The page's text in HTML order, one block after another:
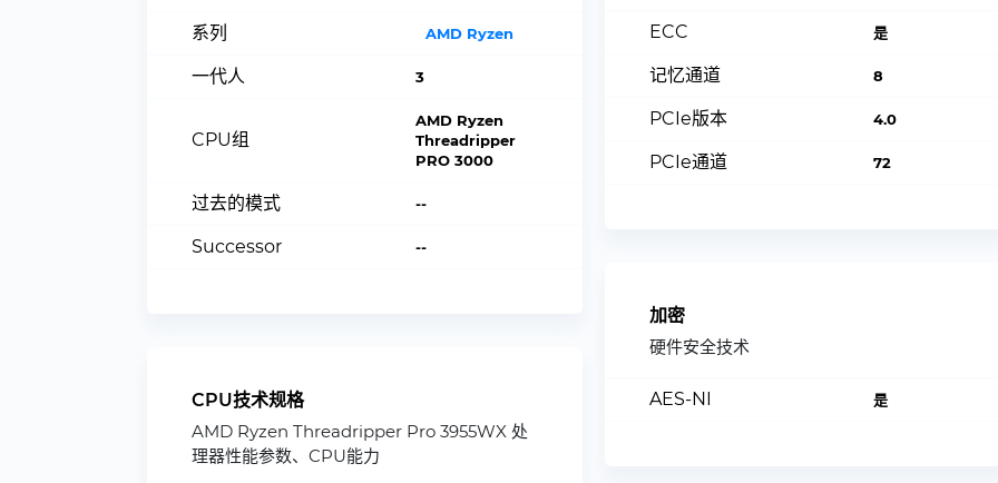
系列 AMD Ryzen
一代人 3
CPU组
AMD Ryzen
Threadripper
PRO 3000
过去的模式 --
Successor --
CPU技术规格
AMD Ryzen Threadripper Pro 3955WX 处
理器性能参数、CPU能力
ECC 是
记忆通道 8
PCIe版本 4.0
PCIe通道 72
加密
硬件安全技术
AES-NI 是